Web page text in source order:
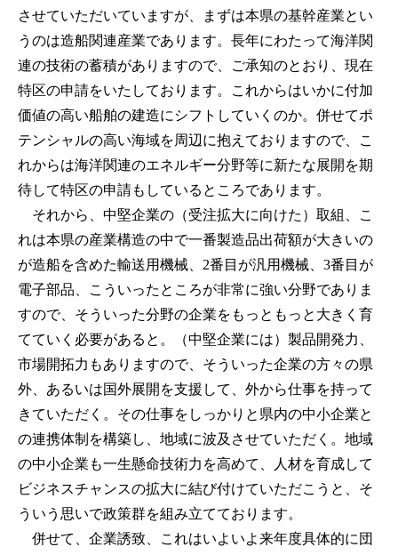
させていただいていますが、まずは本県の基幹産業とい
うのは造船関連産業であります。長年にわたって海洋関
連の技術の蓄積がありますので、ご承知のとおり、現在
特区の申請をいたしております。これからはいかに付加
価値の高い船舶の建造にシフトしていくのか。併せてポ
テンシャルの高い海域を周辺に抱えておりますので、こ
れからは海洋関連のエネルギー分野等に新たな展開を期
待して特区の申請もしているところであります。
それから、中堅企業の（受注拡大に向けた）取組、こ
れは本県の産業構造の中で一番製造品出荷額が大きいの
が造船を含めた輸送用機械、2番目が汎用機械、3番目が
電子部品、こういったところが非常に強い分野でありま
すので、そういった分野の企業をもっともっと大きく育
てていく必要があると。（中堅企業には）製品開発力、
市場開拓力もありますので、そういった企業の方々の県
外、あるいは国外展開を支援して、外から仕事を持って
きていただく。その仕事をしっかりと県内の中小企業と
の連携体制を構築し、地域に波及させていただく。地域
の中小企業も一生懸命技術力を高めて、人材を育成して
ビジネスチャンスの拡大に結び付けていただこうと、そ
ういう思いで政策群を組み立てております。
併せて、企業誘致、これはいよいよ来年度具体的に団